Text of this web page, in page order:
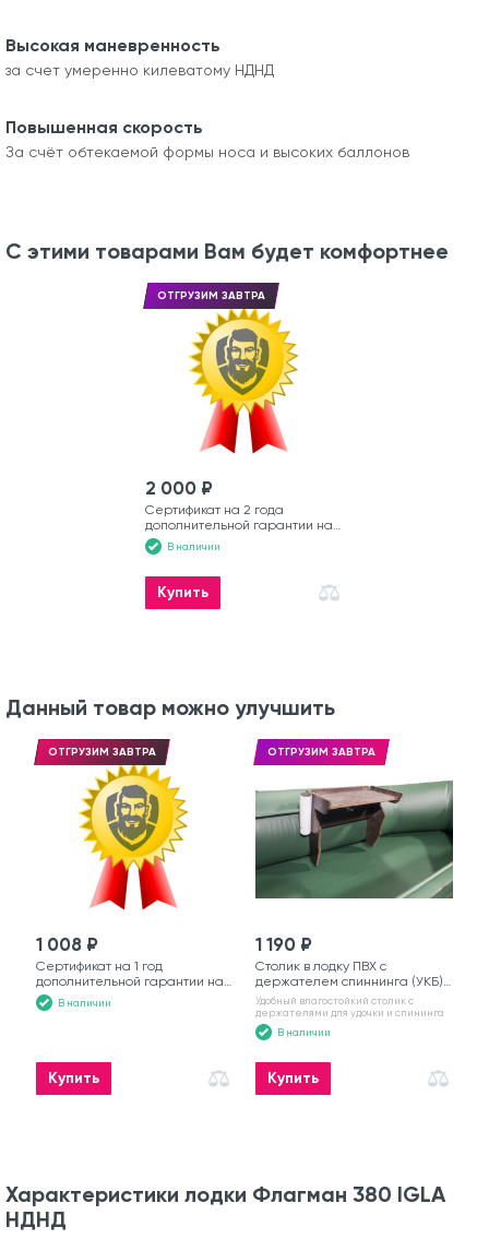
Высокая маневренность
за счет умеренно килеватому НДНД
Повышенная скорость
За счёт обтекаемой формы носа и высоких баллонов
С этими товарами Вам будет комфортнее
ОТГРУЗИМ ЗАВТРА
2 000 ₽
Сертификат на 2 года
дополнительной гарантии на
лодкуВ наличии
Купить
Данный товар можно улучшить
ОТГРУЗИМ ЗАВТРА
1 008 ₽
Сертификат на 1 год
дополнительной гарантии на
моторную лодку
В наличии
Купить
ОТГРУЗИМ ЗАВТРА
1 190 ₽
Столик в лодку ПВХ с
держателем спиннинга (УКБ)
№6
Удобный влагостойкий столик с
держателями для удочки и спининга
В наличии
Купить
Характеристики лодки Флагман 380 IGLA
НДНД